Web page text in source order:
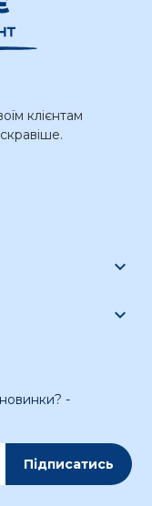
клієнтам


-
Підписатись